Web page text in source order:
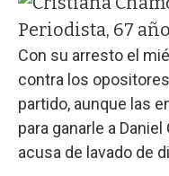
Periodista, 67
Con su arresto el
contra los
partido, aunque las
para ganarle a
acusa de lavado de